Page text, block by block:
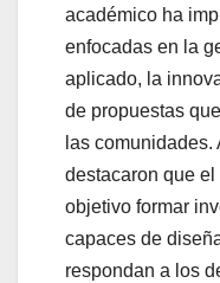
académico ha
enfocadas en la
aplicado, la
de propuestas
las
destacaron que
objetivo formar
capaces de
respondan a los